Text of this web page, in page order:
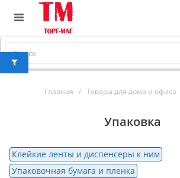
Главная Товары для дома и офиса
Упаковка
Клейкие ленты и диспенсеры к ним
Упаковочная бумага и пленка